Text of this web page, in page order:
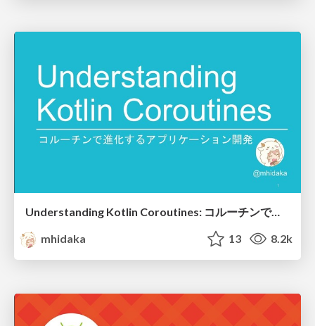
Understanding Kotlin Coroutines: コルーチンで進化するアプリケーション開発
mhidaka
13 8.2k